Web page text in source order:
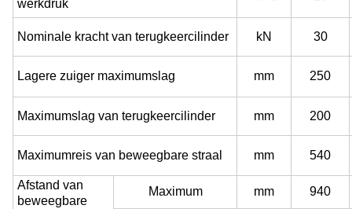
werkdruk
Nominale kracht van terugkeercilinder kN 30
Lagere zuiger maximumslag mm 250
Maximumslag van terugkeercilinder mm 200
Maximumreis van beweegbare straal mm 540
Afstand van
beweegbare
Maximum mm 940